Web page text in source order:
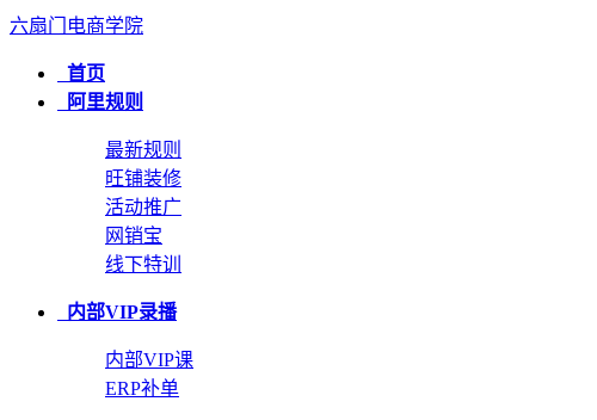
六扇门电商学院
首页
阿里规则
最新规则
旺铺装修
活动推广
网销宝
线下特训
内部VIP录播
内部VIP课
ERP补单